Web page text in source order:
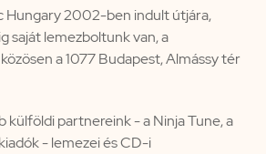
Hungary 2002-ben indult útjára,
saját lemezboltunk van, a
a 1077 Budapest, Almássy tér
külföldi partnereink - a Ninja Tune, a
- lemezei és CD-i